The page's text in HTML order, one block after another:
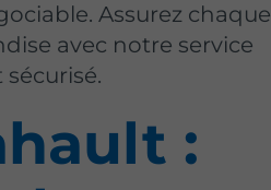
Assurez chaque
avec notre service
: